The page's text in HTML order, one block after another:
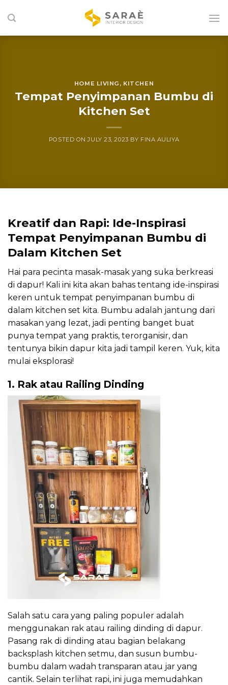
to
HOME LIVING , KITCHEN
Tempat Penyimpanan Bumbu di
Kitchen Set
POSTED ONJULY 23, 2023 BY FINA AULIYA
Kreatif dan Rapi: Ide-Inspirasi
Tempat Penyimpanan Bumbu di
Dalam Kitchen Set
Hai para pecinta masak-masak yang suka berkreasi
di dapur! Kali ini kita akan bahas tentang ide-inspirasi
keren untuk tempat penyimpanan bumbu di
dalam kitchen set kita. Bumbu adalah jantung dari
masakan yang lezat, jadi penting banget buat
punya tempat yang praktis, terorganisir, dan
tentunya bikin dapur kita jadi tampil keren. Yuk, kita
mulai eksplorasi!
1. Rak atau Railing Dinding
Salah satu cara yang paling populer adalah
menggunakan rak atau railing dinding di dapur.
Pasang rak di dinding atau bagian belakang
backsplash kitchen setmu, dan susun bumbu-
bumbu dalam wadah transparan atau jar yang
cantik. Selain terlihat rapi, ini juga memudahkan